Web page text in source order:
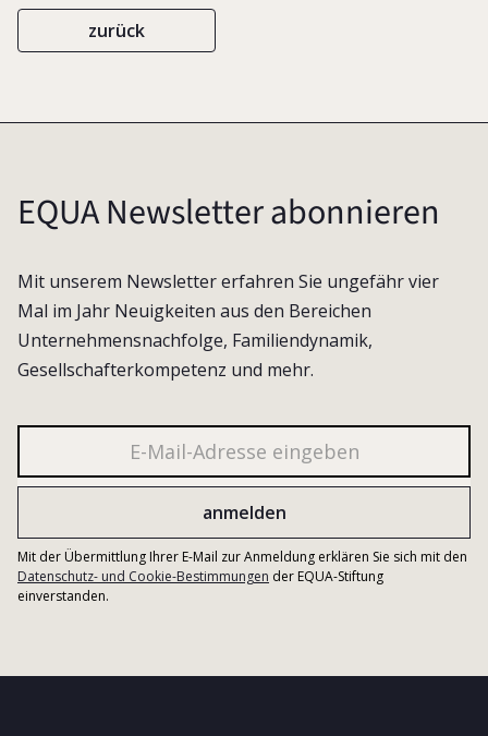
zurück
EQUA Newsletter abonnieren
Mit unserem Newsletter erfahren Sie ungefähr vier
Mal im Jahr Neuigkeiten aus den Bereichen
Unternehmensnachfolge, Familiendynamik,
Gesellschafterkompetenz und mehr.
Mit der Übermittlung Ihrer E-Mail zur Anmeldung erklären Sie sich mit den
Datenschutz- und Cookie-Bestimmungen der EQUA-Stiftung
einverstanden.